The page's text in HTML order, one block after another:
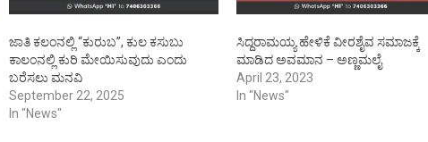
ಜಾತಿ ಕಲಂನಲ್ಲಿ “ಕುರುಬ”, ಕುಲ ಕಸುಬು
ಕಾಲಂನಲ್ಲಿ ಕುರಿ ಮೇಯಿಸುವುದು ಎಂದು
ಬರೆಸಲು ಮನವಿ
September 22, 2025
In "News"
ಸಿದ್ದರಾಮಯ್ಯ ಹೇಳಿಕೆ ವೀರಶೈವ ಸಮಾಜಕ್ಕೆ
ಮಾಡಿದ ಅವಮಾನ – ಅಣ್ಣಮಲೈ
April 23, 2023
In "News"